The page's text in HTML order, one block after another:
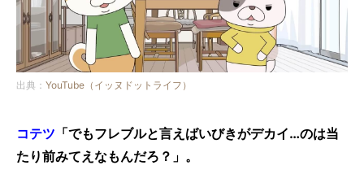
出典： YouTube（イッヌドットライフ）
コテツ 「でもフレブルと言えばいびきがデカイ…のは当
たり前みてえなもんだろ？」。